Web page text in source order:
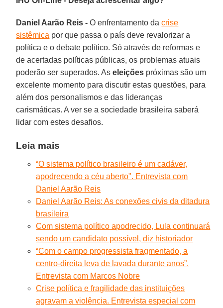
Daniel Aarão Reis - O enfrentamento dacrise
sistêmica por que passa o país deve revalorizar a
política e o debate político. Só através de reformas e
de acertadas políticas públicas, os problemas atuais
poderão ser superados. Aseleições próximas são um
excelente momento para discutir estas questões, para
além dos personalismos e das lideranças
carismáticas. A ver se a sociedade brasileira saberá
lidar com estes desafios.
Leia mais
“O sistema político brasileiro é um cadáver,
apodrecendo a céu aberto". Entrevista com
Daniel Aarão Reis
Daniel Aarão Reis: As conexões civis da ditadura
brasileira
Com sistema político apodrecido, Lula continuará
sendo um candidato possível, diz historiador
“Com o campo progressista fragmentado, a
centro-direita leva de lavada durante anos”.
Entrevista com Marcos Nobre
Crise política e fragilidade das instituições
agravam a violência. Entrevista especial com